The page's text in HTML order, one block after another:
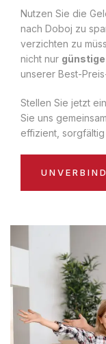
Nutzen Sie die
nach Doboj zu
verzichten zu
nicht nur
unserer Best-
Stellen Sie jetzt
Sie uns
effizient,